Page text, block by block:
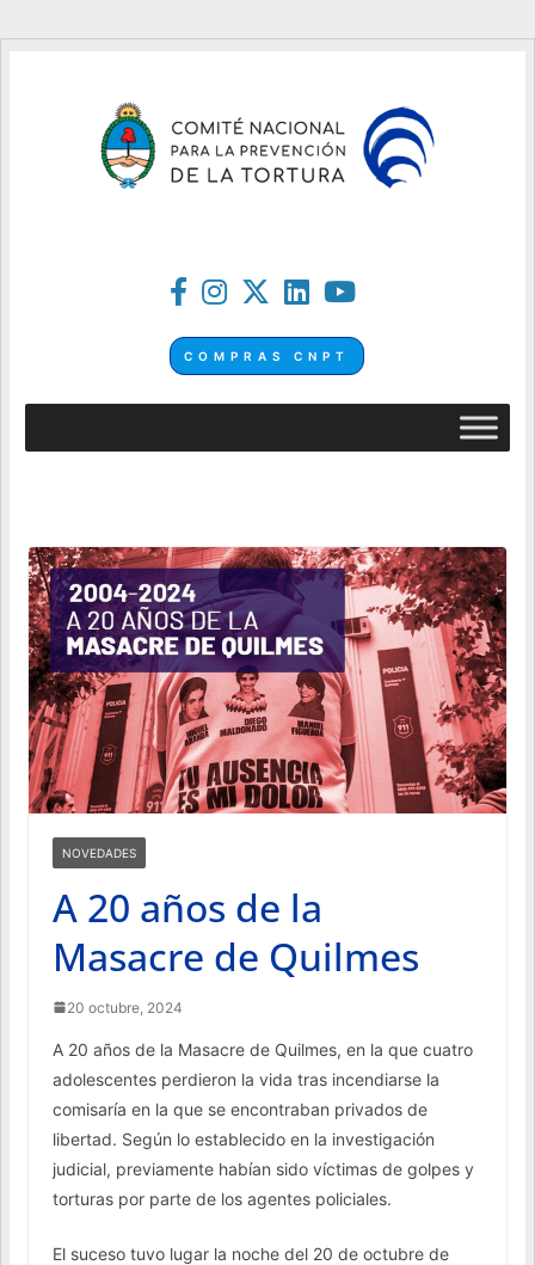
COMPRAS CNPT
NOVEDADES
A 20 años de la
Masacre de Quilmes
20 octubre, 2024
A 20 años de la Masacre de Quilmes, en la que cuatro
adolescentes perdieron la vida tras incendiarse la
comisaría en la que se encontraban privados de
libertad. Según lo establecido en la investigación
judicial, previamente habían sido víctimas de golpes y
torturas por parte de los agentes policiales.
El suceso tuvo lugar la noche del 20 de octubre de